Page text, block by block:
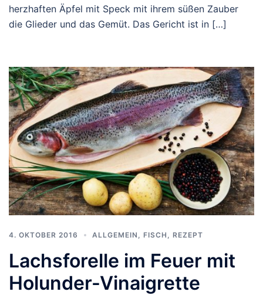
herzhaften Äpfel mit Speck mit ihrem süßen Zauber
die Glieder und das Gemüt. Das Gericht ist in […]
4. OKTOBER 2016 ALLGEMEIN FISCH REZEPT
Lachsforelle im Feuer mit
Holunder-Vinaigrette